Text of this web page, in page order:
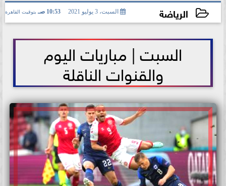
الرياضة السبت، 3 يوليو 2021 10:53 صـ بتوقيت القاهرة
السبت | مباريات اليوم
والقنوات الناقلة